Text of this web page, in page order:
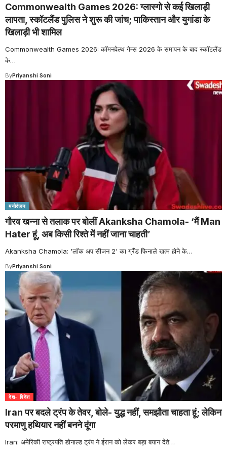
Commonwealth Games 2026: ग्लास्गो से कई खिलाड़ी
लापता, स्कॉटलैंड पुलिस ने शुरू की जांच; पाकिस्तान और युगांडा के
खिलाड़ी भी शामिल
Commonwealth Games 2026: कॉमनवेल्थ गेम्स 2026 के समापन के बाद स्कॉटलैंड
के…
ByPriyanshi Soni
मनोरंजन
गौरव खन्ना से तलाक पर बोलीं Akanksha Chamola- ‘मैं Man
Hater हूं, अब किसी रिश्ते में नहीं जाना चाहती’
Akanksha Chamola: 'लॉक अप सीजन 2' का ग्रैंड फिनाले खत्म होने के…
ByPriyanshi Soni
देश- विदेश
Iran पर बदले ट्रंप के तेवर, बोले- युद्ध नहीं, समझौता चाहता हूं; लेकिन
परमाणु हथियार नहीं बनने दूंगा
Iran: अमेरिकी राष्ट्रपति डोनाल्ड ट्रंप ने ईरान को लेकर बड़ा बयान देते…